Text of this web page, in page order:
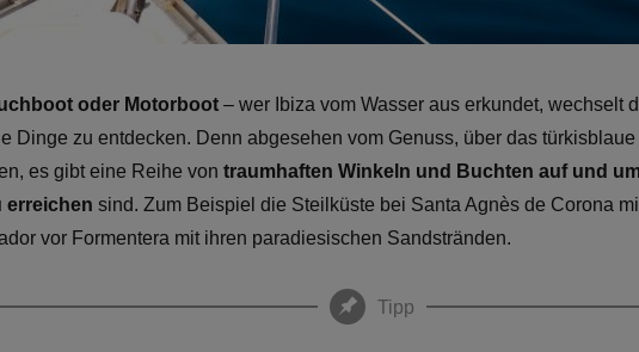
oder Motorboot – wer Ibiza vom Wasser aus erkundet, wechselt
Dinge zu entdecken. Denn abgesehen vom Genuss, über das
es gibt eine Reihe von traumhaften Winkeln und Buchten auf und
erreichen sind. Zum Beispiel die Steilküste bei Santa Agnès de Corona
vor Formentera mit ihren paradiesischen Sandstränden.
Tipp